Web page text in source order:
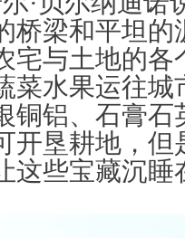
桥梁和平坦的
宅与土地的各
菜水果运往城
铜铝、石膏石
开垦耕地，但
这些宝藏沉睡